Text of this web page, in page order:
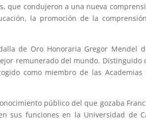
que condujeron a una nueva
la promoción de la
de Oro Honoraria Gregor Mendel
remunerado del mundo. Distinguido
como miembro de las
público del que gozaba
sus funciones en la Universidad de